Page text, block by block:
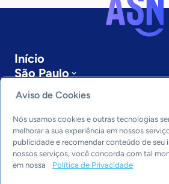
Início
São Paulo
Sobre a ASN
Últimas notícias
Entre em contato
Editorias
Economia & Política
Inovação & Tecnologia
Aviso de Cookies
Nós usamos cookies e outras tecnologias
melhorar a sua experiência em nossos
publicidade e recomendar conteúdo de seu
nossos serviços, você concorda com tal
em nossa
Política de Privacidade